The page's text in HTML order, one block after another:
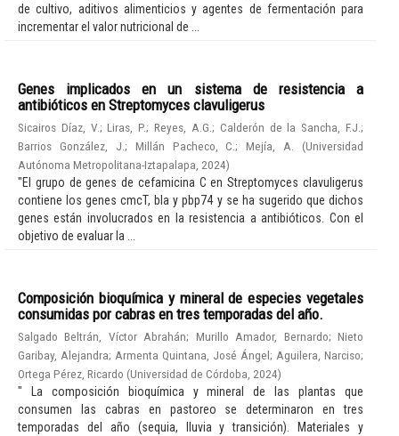
de cultivo, aditivos alimenticios y agentes de fermentación para
incrementar el valor nutricional de ...
Genes implicados en un sistema de resistencia a
antibióticos en Streptomyces clavuligerus
Sicairos Díaz, V.;Liras, P.;Reyes, A.G. ; Calderón de la Sancha, F.J.;
Barrios González, J. ; Millán Pacheco, C.;Mejía, A. (Universidad
Autónoma Metropolitana-Iztapalapa 2024)
"El grupo de genes de cefamicina C en Streptomyces clavuligerus
contiene los genes cmcT, bla y pbp74 y se ha sugerido que dichos
genes están involucrados en la resistencia a antibióticos. Con el
objetivo de evaluar la ...
Composición bioquímica y mineral de especies vegetales
consumidas por cabras en tres temporadas del año.
Salgado Beltrán, Víctor Abrahán; Murillo Amador, Bernardo;Nieto
Garibay, Alejandra; Armenta Quintana, José Ángel; Aguilera, Narciso;
Ortega Pérez, Ricardo (Universidad de Córdoba 2024)
" La composición bioquímica y mineral de las plantas que
consumen las cabras en pastoreo se determinaron en tres
temporadas del año (sequia, lluvia y transición). Materiales y